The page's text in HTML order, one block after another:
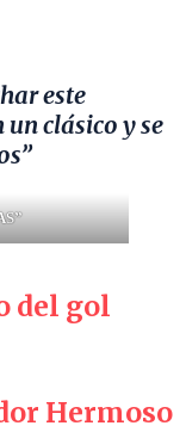
este
clásico y se
del gol
Hermoso